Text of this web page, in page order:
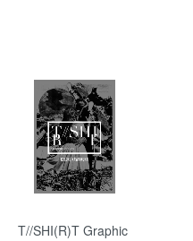
T//SHI(R)T Graphic